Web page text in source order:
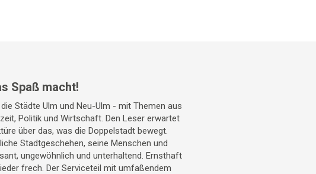
Spaß macht!
Städte Ulm und Neu-Ulm - mit Themen aus
Politik und Wirtschaft. Den Leser erwartet
über das, was die Doppelstadt bewegt.
Stadtgeschehen, seine Menschen und
ungewöhnlich und unterhaltend. Ernsthaft
frech. Der Serviceteil mit umfaßendem